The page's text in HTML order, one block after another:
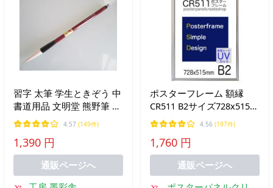
習字 太筆 学生ときぞう 中
書道用品 文明堂 熊野筆 書
道筆 小学生 中学生 翌営業
日発送
4.57 (149件)
1,390 円
通販ページへ
ポスターフレーム 額縁
CR511 B2サイズ728x515ｍ
ｍ
4.56 (197件)
1,760 円
通販ページへ